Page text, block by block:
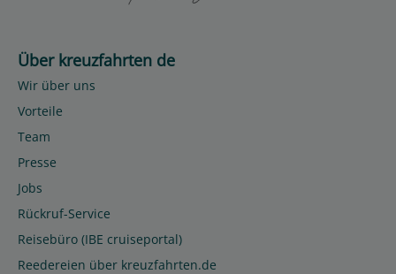
Über kreuzfahrten de
Wir über uns
Vorteile
Team
Presse
Jobs
Rückruf-Service
Reisebüro (IBE cruiseportal)
Reedereien über kreuzfahrten.de